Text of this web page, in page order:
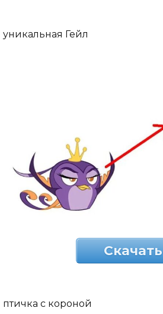
уникальная Гейл
Скачать
птичка с короной